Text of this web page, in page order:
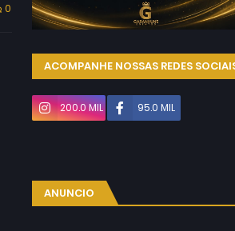
0
ACOMPANHE NOSSAS REDES
200.0 MIL 95.0 MIL
ANUNCIO